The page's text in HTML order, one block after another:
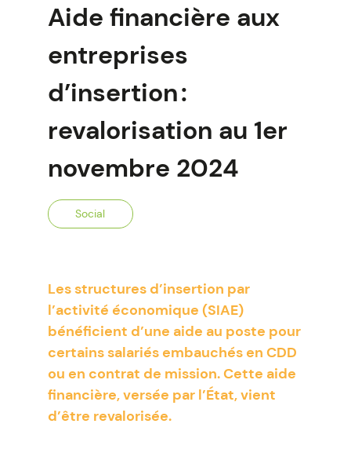
Aide financière aux
entreprises
d’insertion :
revalorisation au 1er
novembre 2024
Social
Les structures d’insertion par
l’activité économique (SIAE)
bénéficient d’une aide au poste pour
certains salariés embauchés en CDD
ou en contrat de mission. Cette aide
financière, versée par l’État, vient
d’être revalorisée.